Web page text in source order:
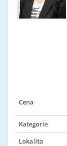
Cena
Kategorie
Lokalita